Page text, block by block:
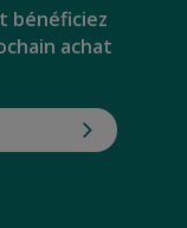
bénéficiez
achat